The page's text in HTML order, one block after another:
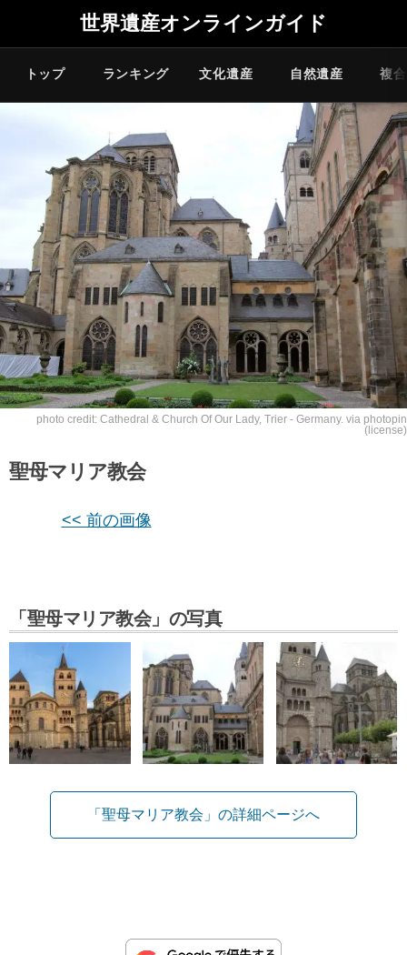
世界遺産オンラインガイド
トップ ランキング 文化遺産 自然遺産 複
photo credit: Cathedral & Church Of Our Lady, Trier - Germany. via photopin
(license)
聖母マリア教会
<< 前の画像
「聖母マリア教会」の写真
「聖母マリア教会」の詳細ページへ